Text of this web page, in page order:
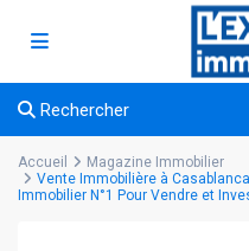
Rechercher
Accueil
Magazine Immobilier
Vente Immobilière à Casablanca
Immobilier N°1 Pour Vendre et